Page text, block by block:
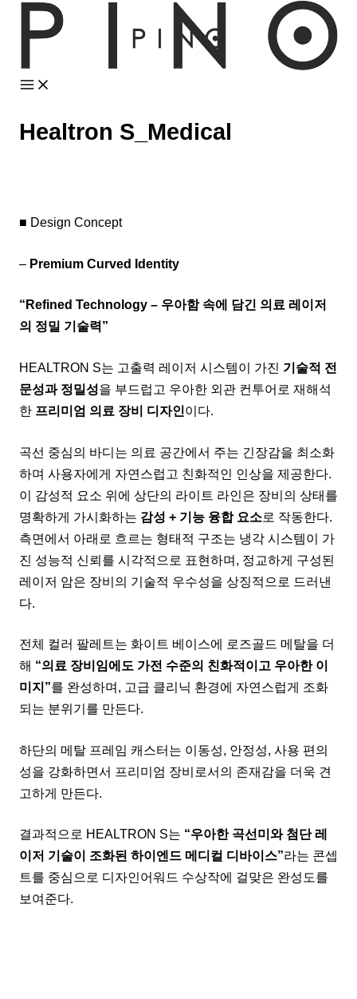
Healtron S_Medical
■ Design Concept
– Premium Curved Identity
“Refined Technology – 우아함 속에 담긴 의료 레이저
의 정밀 기술력”
HEALTRON S는 고출력 레이저 시스템이 가진 기술적 전
문성과 정밀성을 부드럽고 우아한 외관 컨투어로 재해석
한 프리미엄 의료 장비 디자인이다.
곡선 중심의 바디는 의료 공간에서 주는 긴장감을 최소화
하며 사용자에게 자연스럽고 친화적인 인상을 제공한다.
이 감성적 요소 위에 상단의 라이트 라인은 장비의 상태를
명확하게 가시화하는 감성 + 기능 융합 요소로 작동한다.
측면에서 아래로 흐르는 형태적 구조는 냉각 시스템이 가
진 성능적 신뢰를 시각적으로 표현하며, 정교하게 구성된
레이저 암은 장비의 기술적 우수성을 상징적으로 드러낸
다.
전체 컬러 팔레트는 화이트 베이스에 로즈골드 메탈을 더
해 “의료 장비임에도 가전 수준의 친화적이고 우아한 이
미지”를 완성하며, 고급 클리닉 환경에 자연스럽게 조화
되는 분위기를 만든다.
하단의 메탈 프레임 캐스터는 이동성, 안정성, 사용 편의
성을 강화하면서 프리미엄 장비로서의 존재감을 더욱 견
고하게 만든다.
결과적으로 HEALTRON S는 “우아한 곡선미와 첨단 레
이저 기술이 조화된 하이엔드 메디컬 디바이스”라는 콘셉
트를 중심으로 디자인어워드 수상작에 걸맞은 완성도를
보여준다.